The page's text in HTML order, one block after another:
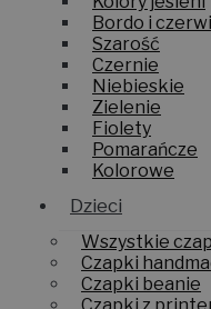
Bordo i
Szarość
Czernie
Niebieskie
Zielenie
Fiolety
Pomarańcze
Kolorowe
Dzieci
Wszystkie
Czapki
Czapki beanie